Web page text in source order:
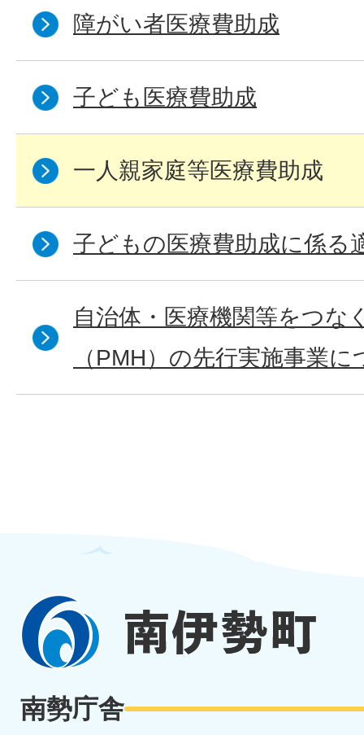
障がい者医療費助成
子ども医療費助成
一人親家庭等医療費助成
子どもの医療費助成に係る
自治体・医療機関等をつな
（PMH）の先行実施事業に
南勢庁舎